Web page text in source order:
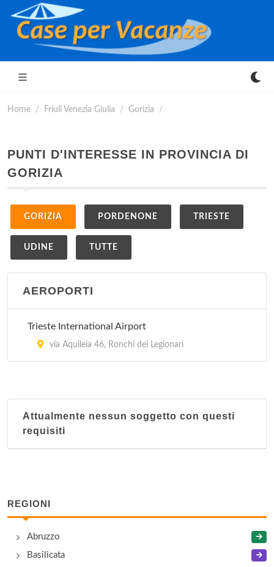
Home Friuli Venezia Giulia Gorizia
PUNTI D'INTERESSE IN PROVINCIA DI
GORIZIA
GORIZIA PORDENONE TRIESTE
UDINE TUTTE
AEROPORTI
Trieste International Airport
via Aquileia 46, Ronchi dei Legionari
Attualmente nessun soggetto con questi
requisiti
REGIONI
Abruzzo
Basilicata